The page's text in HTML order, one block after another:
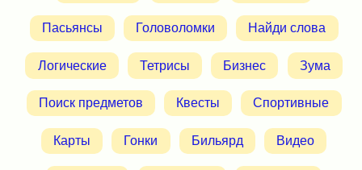
Пасьянсы Головоломки Найди слова
Логические Тетрисы Бизнес Зума
Поиск предметов Квесты Спортивные
Карты Гонки Бильярд Видео